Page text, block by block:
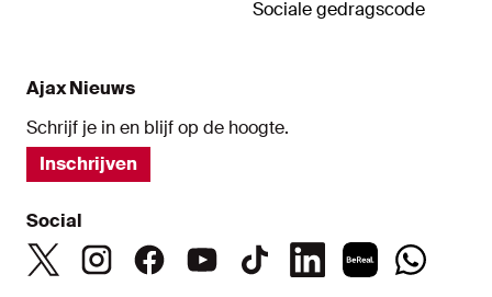
Sociale gedragscode
Ajax Nieuws
Schrijf je in en blijf op de hoogte.
Inschrijven
Social